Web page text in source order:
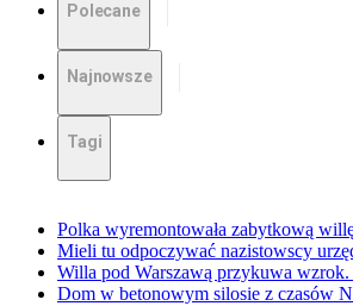
Polecane
Najnowsze
Tagi
Polka wyremontowała zabytkową
Mieli tu odpoczywać nazistowscy
Willa pod Warszawą przykuwa
Dom w betonowym silosie z czasów